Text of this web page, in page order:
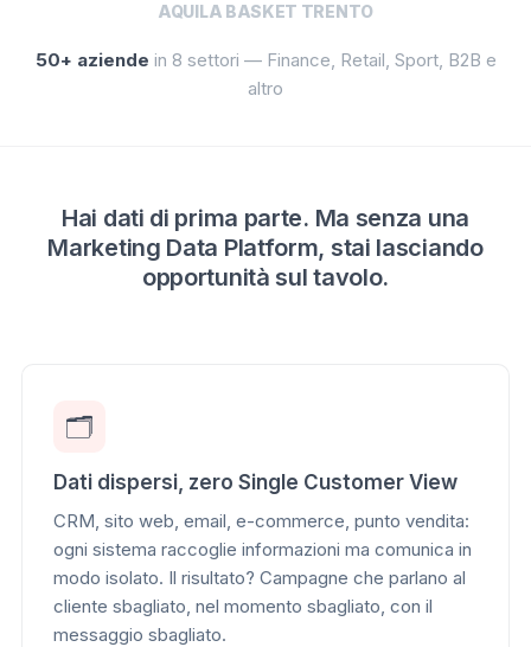
AQUILA BASKET TRENTO
50+ aziende in 8 settori — Finance, Retail, Sport, B2B e
altro
Hai dati di prima parte. Ma senza una
Marketing Data Platform, stai lasciando
opportunità sul tavolo.
🗂️
Dati dispersi, zero Single Customer View
CRM, sito web, email, e-commerce, punto vendita:
ogni sistema raccoglie informazioni ma comunica in
modo isolato. Il risultato? Campagne che parlano al
cliente sbagliato, nel momento sbagliato, con il
messaggio sbagliato.